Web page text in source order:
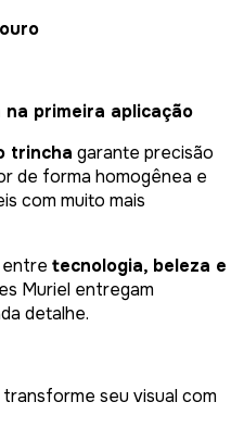
primeira aplicação
trincha garante precisão
de forma homogênea e
com muito mais
entre tecnologia, beleza e
Muriel entregam
detalhe.
seu visual com